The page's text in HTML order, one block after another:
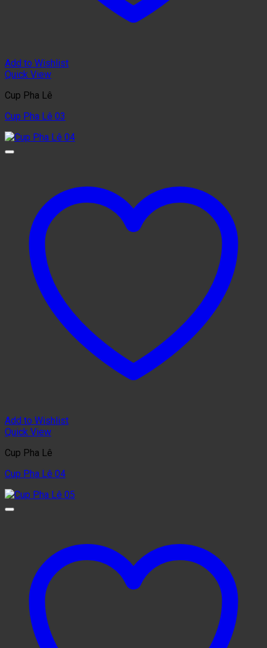
Add to Wishlist
Quick View
Cup Pha Lê
Cup Pha Lê 03
Add to Wishlist
Quick View
Cup Pha Lê
Cup Pha Lê 04